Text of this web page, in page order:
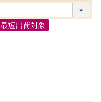
最短出荷対象